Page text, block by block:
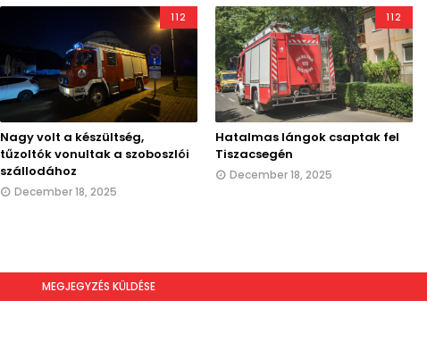
112
Nagy volt a készültség,
tűzoltók vonultak a szoboszlói
szállodához
December 18, 2025
112
Hatalmas lángok csaptak fel
Tiszacsegén
December 18, 2025
MEGJEGYZÉS KÜLDÉSE